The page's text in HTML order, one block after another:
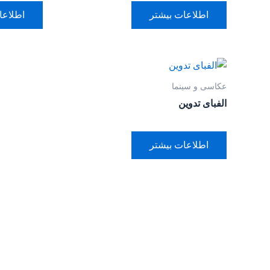
اطلاعات بیشتر
عکاسی و سینما
الفبای تدوین
اطلاعات بیشتر